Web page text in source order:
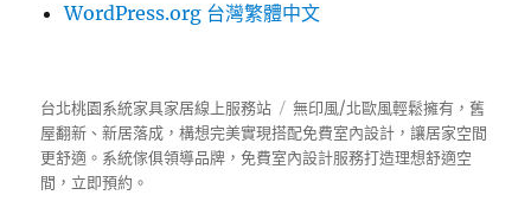
WordPress.org 台灣繁體中文
台北桃園系統家具家居線上服務站
無印風/北歐風輕鬆擁有，舊
屋翻新、新居落成，構想完美實現搭配免費室內設計，讓居家空間
更舒適。 系統傢俱領導品牌，免費室內設計服務打造理想舒適空
間，立即預約。